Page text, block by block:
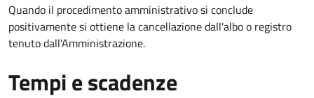
Quando il procedimento amministrativo si conclude
positivamente si ottiene la cancellazione dall'albo o registro
tenuto dall'Amministrazione.
Tempi e scadenze